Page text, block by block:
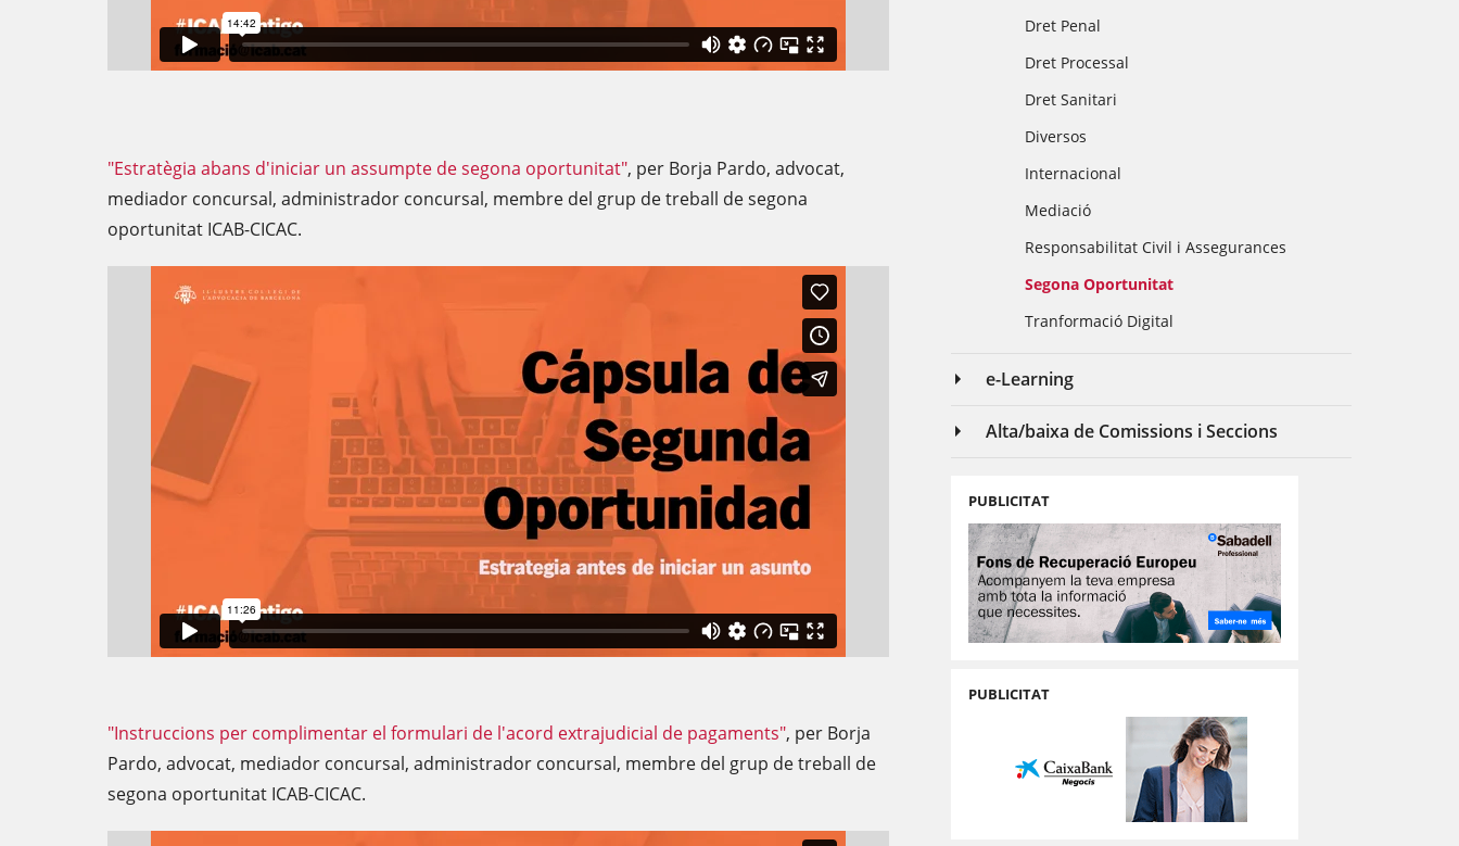
Dret Penal
Dret Processal
Dret Sanitari
Diversos
Internacional
Mediació
Responsabilitat Civil i Assegurances
Segona Oportunitat
Tranformació Digital
e-Learning
Alta/baixa de Comissions i Seccions
PUBLICITAT
PUBLICITAT
"Estratègia abans d'iniciar un assumpte de segona oportunitat", per Borja Pardo, advocat,
mediador concursal, administrador concursal, membre del grup de treball de segona
oportunitat ICAB-CICAC.
"Instruccions per complimentar el formulari de l'acord extrajudicial de pagaments", per Borja
Pardo, advocat, mediador concursal, administrador concursal, membre del grup de treball de
segona oportunitat ICAB-CICAC.